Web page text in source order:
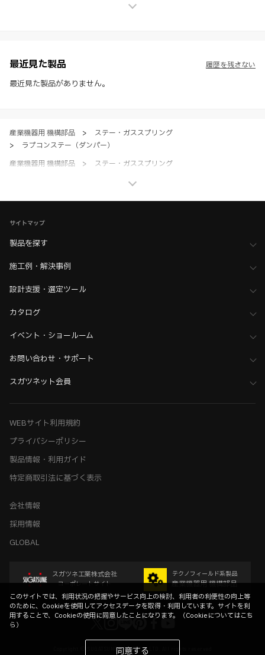
社製品の使用ご検討、又は販売促進目的の利用に限ります。
※ 本WEBサイト製品情報のご利用にあたっては、WEBサイト利用規
約、プライバシーポリシー、製品情報ガイドをご確認いただき、内容の
最近見た製品
最近見た製品がありません。
履歴を残さない
産業機器用 機構部品 >
ステー・ガススプリング
>
ラプコンステー（ダンパー）
産業機器用 機構部品
>
ステー・ガススプリング
家具金物・建築金物
>
全て（ステー・水平収納）
> ラプコン搭載製品（Lapcon）
ホーム
> 木工支援（木工加工機・設計ソフト用データ）について
サイトマップ
製品を探す
施工例・解決事例
設計支援・選定ツール
カタログ
イベント・ショールーム
お問い合わせ・サポート
スガツネット会員
WEBサイト利用規約
プライバシーポリシー
製品情報・利用ガイド
特定商取引法に基づく表示
会社情報
採用情報
GLOBAL
スガツネ工業株式会社
コーポレートサイト
テクノフィールド系製品
産業機器用 機構部品
Copyright © SUGATSUNE KOGYO CO.,LTD. All rights reserved
このサイトでは、利用状況の把握やサービス向上の検討、利用者の利便性の向上等
のために、Cookieを使用してアクセスデータを取得・利用しています。サイトを利
用することで、Cookieの使用に同意したことになります。（Cookieについてはこち
ら）
同意する